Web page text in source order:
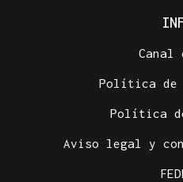
Canal
Política de
Política
Aviso legal y